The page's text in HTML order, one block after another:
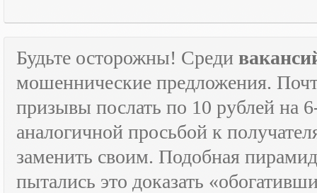
Будьте осторожны! Среди
мошеннические предложения.
призывы послать по 10 рублей на
аналогичной просьбой к
заменить своим. Подобная
пытались это доказать